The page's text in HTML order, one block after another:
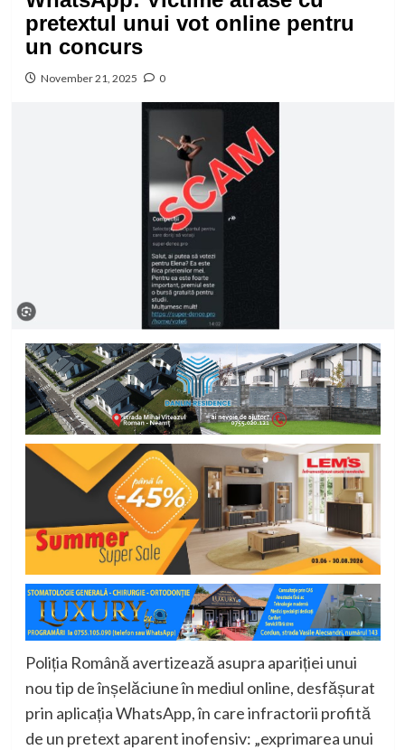
pretextul unui vot online pentru
un concurs
November 21, 2025 0
Poliția Română avertizează asupra apariției unui
nou tip de înșelăciune în mediul online, desfășurat
prin aplicația WhatsApp, în care infractorii profită
de un pretext aparent inofensiv: „exprimarea unui